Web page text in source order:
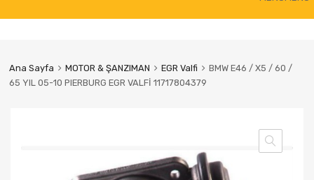
content
Ana Sayfa MOTOR & ŞANZIMAN EGR Valfi
BMW E46 / X5 / 60 /
65 YIL 05-10 PIERBURG EGR VALFİ 11717804379